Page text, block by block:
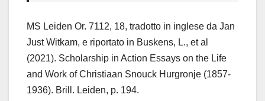
MS Leiden Or. 7112, 18, tradotto in inglese da Jan
Just Witkam, e riportato in Buskens, L., et al
(2021). Scholarship in Action Essays on the Life
and Work of Christiaan Snouck Hurgronje (1857-
1936). Brill. Leiden, p. 194.